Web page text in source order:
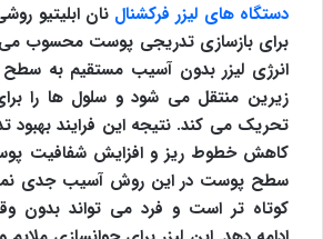
دستگاه های لیزر فرکشنال نان ابلیتیو
برای بازسازی تدریجی پوست محسوب
انرژی لیزر بدون آسیب مستقیم به
زیرین منتقل می شود و سلول ها را
تحریک می کند. نتیجه این فرایند
کاهش خطوط ریز و افزایش شفافیت
سطح پوست در این روش آسیب جدی نمی
کوتاه تر است و فرد می تواند بدون